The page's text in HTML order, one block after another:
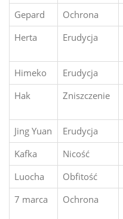
Gepard
Ochrona
Herta
Erudycja
Himeko
Erudycja
Hak
Zniszczenie
Jing Yuan
Erudycja
Kafka
Nicość
Luocha
Obfitość
7 marca
Ochrona